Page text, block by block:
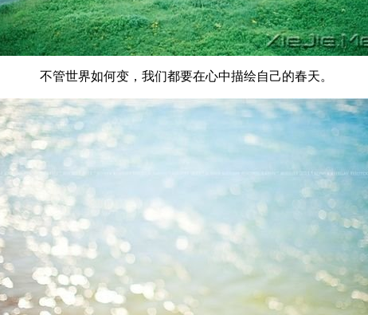
不管世界如何变，我们都要在心中描绘自己的春天。